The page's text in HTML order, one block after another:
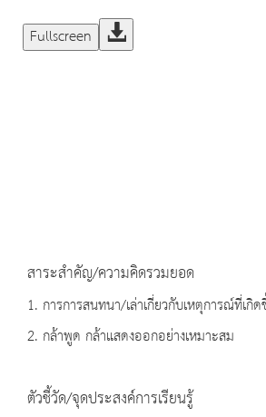
Fullscreen
สาระสำคัญ/ความคิดรวมยอด
1. การการสนทนา/เล่าเกี่ยวกับเหตุการณ์ที่เกิ
2. กล้าพูด กล้าแสดงออกอย่างเหมาะสม
ตัวชี้วัด/จุดประสงค์การเรียนรู้